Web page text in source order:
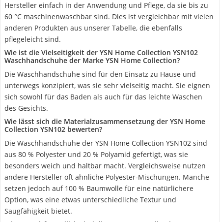
Hersteller einfach in der Anwendung und Pflege, da sie bis zu
60 °C maschinenwaschbar sind. Dies ist vergleichbar mit vielen
anderen Produkten aus unserer Tabelle, die ebenfalls
pflegeleicht sind.
Wie ist die Vielseitigkeit der YSN Home Collection YSN102
Waschhandschuhe der Marke YSN Home Collection?
Die Waschhandschuhe sind für den Einsatz zu Hause und
unterwegs konzipiert, was sie sehr vielseitig macht. Sie eignen
sich sowohl für das Baden als auch für das leichte Waschen
des Gesichts.
Wie lässt sich die Materialzusammensetzung der YSN Home
Collection YSN102 bewerten?
Die Waschhandschuhe der YSN Home Collection YSN102 sind
aus 80 % Polyester und 20 % Polyamid gefertigt, was sie
besonders weich und haltbar macht. Vergleichsweise nutzen
andere Hersteller oft ähnliche Polyester-Mischungen. Manche
setzen jedoch auf 100 % Baumwolle für eine natürlichere
Option, was eine etwas unterschiedliche Textur und
Saugfähigkeit bietet.